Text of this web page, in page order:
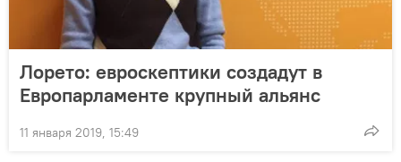
Лорето: евроскептики создадут в
Европарламенте крупный альянс
11 января 2019, 15:49